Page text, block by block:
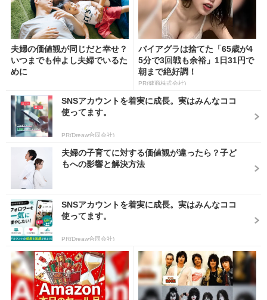
夫婦の価値観が同じだと幸せ？
いつまでも仲よし夫婦でいるた
めに
バイアグラは捨てた「65歳が4
5分で3回戦も余裕」1日31円で
朝まで絶好調！
PR(健商株式会社)
SNSアカウントを着実に成長。実はみんなココ
使ってます。
PR(Dreaw合同会社)
夫婦の子育てに対する価値観が違ったら？子ど
もへの影響と解決方法
SNSアカウントを着実に成長。実はみんなココ
使ってます。
PR(Dreaw合同会社)